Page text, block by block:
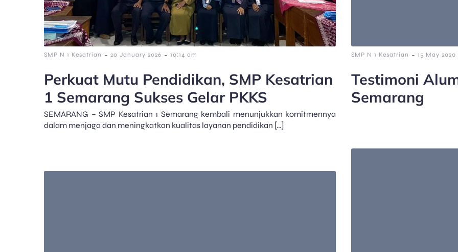
SMP N 1 Kesatrian - 20 January 2026 - 10:14 am
Perkuat Mutu Pendidikan, SMP Kesatrian
1 Semarang Sukses Gelar PKKS
SEMARANG – SMP Kesatrian 1 Semarang kembali menunjukkan komitmennya
dalam menjaga dan meningkatkan kualitas layanan pendidikan […]
SMP N 1 Kesatrian - 15 May 2020
Testimoni
Semarang